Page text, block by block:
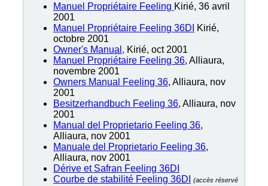
Manuel Propriétaire Feeling Kirié, 36 avril
2001
Manuel Propriétaire Feeling 36DI
Kirié,
octobre 2001
Owner's Manual, Kirié, oct 2001
Manuel Propriétaire Feeling 36, Alliaura,
novembre 2001
Owners Manual Feeling 36, Alliaura, nov
2001
Besitzerhandbuch Feeling 36, Alliaura, nov
2001
Manual del Proprietario Feeling 36,
Alliaura, nov 2001
Manuale del Proprietario Feeling 36,
Alliaura, nov 2001
Dérive et Safran Feeling 36DI
Courbe de stabilité Feeling 36DI
(accès réservé